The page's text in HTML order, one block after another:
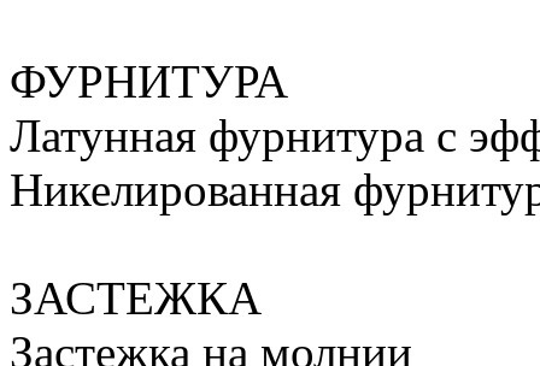
ФУРНИТУРА
Латунная фурнитура с
Никелированная
ЗАСТЕЖКА
Застежка на молнии